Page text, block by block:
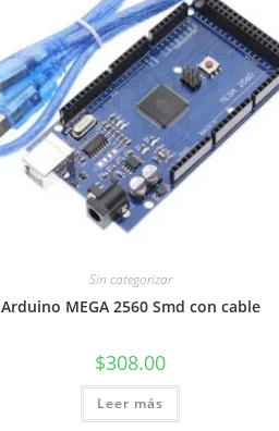
Sin categorizar
Arduino MEGA 2560 Smd con cable
$308.00
Leer más